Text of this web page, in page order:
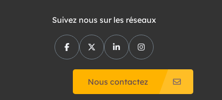
Suivez nous sur les réseaux
Nous contactez